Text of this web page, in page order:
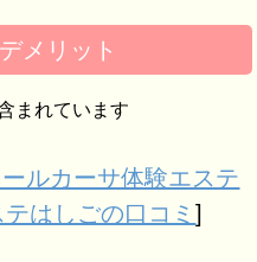
メリット
まれています
ルカーサ体験エステ
はしごの口コミ]